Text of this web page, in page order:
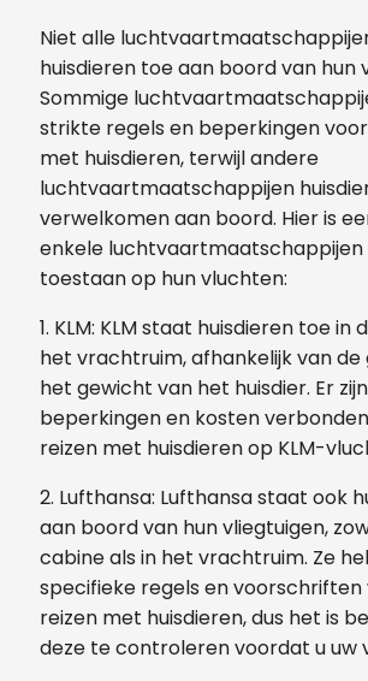
Niet alle
huisdieren toe aan boord van hun
Sommige
strikte regels en beperkingen
met huisdieren, terwijl andere
luchtvaartmaatschappijen
verwelkomen aan boord. Hier is
enkele luchtvaartmaatschappijen
toestaan ​​op hun vluchten:
1. KLM: KLM staat huisdieren toe in
het vrachtruim, afhankelijk van
het gewicht van het huisdier. Er
beperkingen en kosten
reizen met huisdieren op KLM-
2. Lufthansa: Lufthansa staat ook
aan boord van hun vliegtuigen,
cabine als in het vrachtruim. Ze
specifieke regels en
reizen met huisdieren, dus het is
deze te controleren voordat u uw